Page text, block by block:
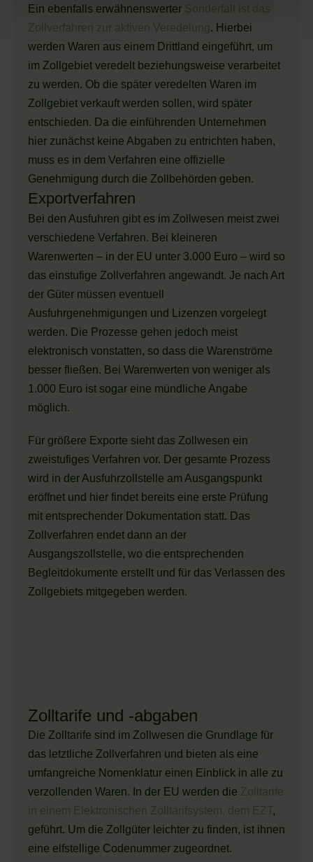
Ein ebenfalls erwähnenswerter Sonderfall ist das
Zollverfahren zur aktiven Veredelung. Hierbei
werden Waren aus einem Drittland eingeführt, um
im Zollgebiet veredelt beziehungsweise verarbeitet
zu werden. Ob die später veredelten Waren im
Zollgebiet verkauft werden sollen, wird später
entschieden. Da die einführenden Unternehmen
hier zunächst keine Abgaben zu entrichten haben,
muss es in dem Verfahren eine offizielle
Genehmigung durch die Zollbehörden geben.
Exportverfahren
Bei den Ausfuhren gibt es im Zollwesen meist zwei
verschiedene Verfahren. Bei kleineren
Warenwerten – in der EU unter 3.000 Euro – wird so
das einstufige Zollverfahren angewandt. Je nach Art
der Güter müssen eventuell
Ausfuhrgenehmigungen und Lizenzen vorgelegt
werden. Die Prozesse gehen jedoch meist
elektronisch vonstatten, so dass die Warenströme
besser fließen. Bei Warenwerten von weniger als
1.000 Euro ist sogar eine mündliche Angabe
möglich.
Für größere Exporte sieht das Zollwesen ein
zweistufiges Verfahren vor. Der gesamte Prozess
wird in der Ausfuhrzollstelle am Ausgangspunkt
eröffnet und hier findet bereits eine erste Prüfung
mit entsprechender Dokumentation statt. Das
Zollverfahren endet dann an der
Ausgangszollstelle, wo die entsprechenden
Begleitdokumente erstellt und für das Verlassen des
Zollgebiets mitgegeben werden.
Zolltarife und -abgaben
Die Zolltarife sind im Zollwesen die Grundlage für
das letztliche Zollverfahren und bieten als eine
umfangreiche Nomenklatur einen Einblick in alle zu
verzollenden Waren. In der EU werden die Zolltarife
in einem Elektronischen Zolltarifsystem, dem EZT,
geführt. Um die Zollgüter leichter zu finden, ist ihnen
eine elfstellige Codenummer zugeordnet.